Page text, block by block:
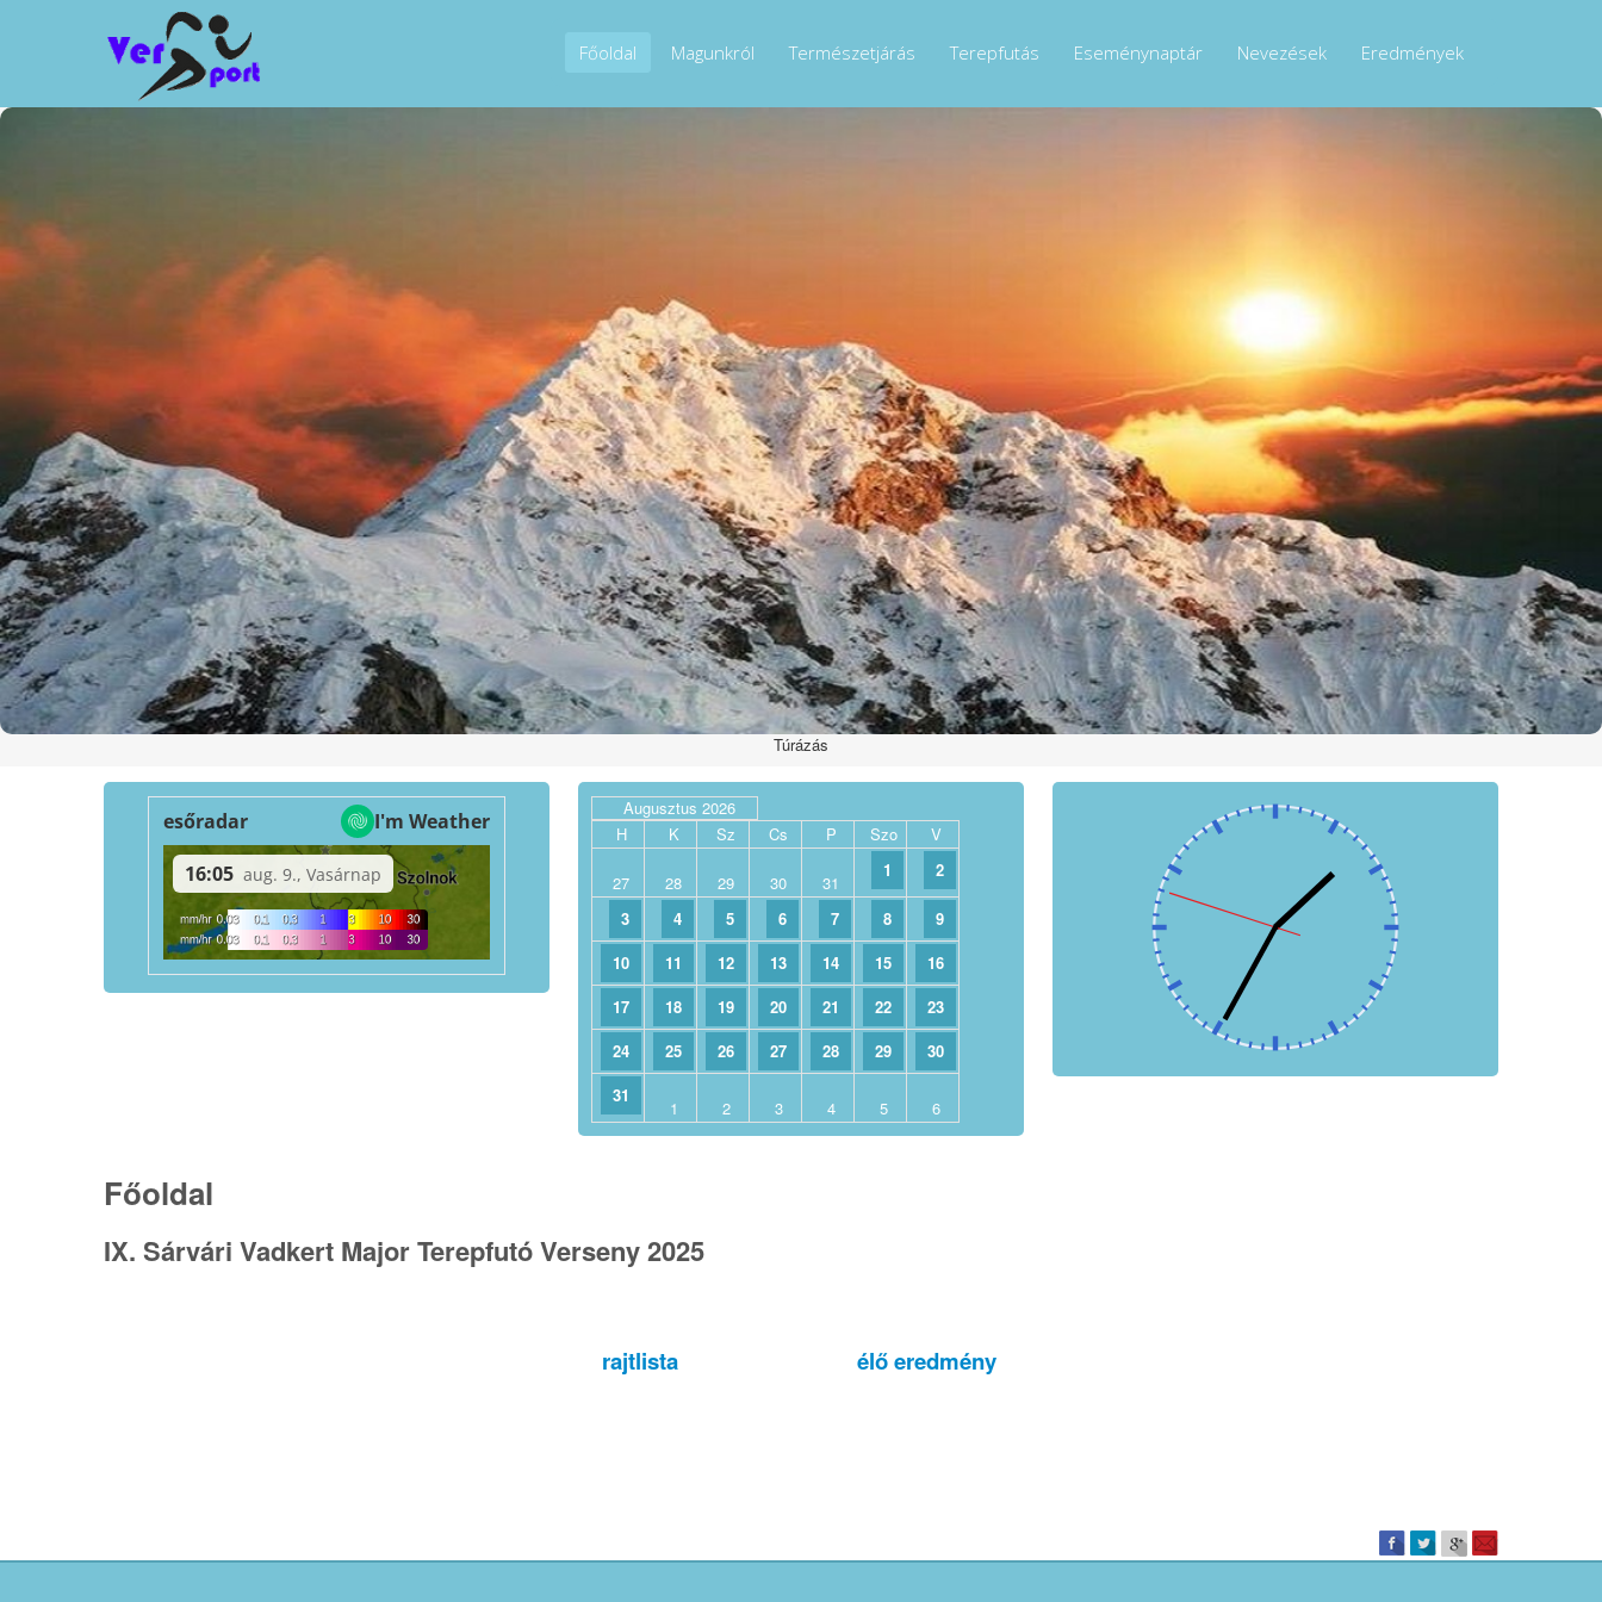
Főoldal Magunkról Természetjárás Terepfutás Eseménynaptár Nevezések Eredmények
Túrázás
Augusztus 2026
H
K Sz Cs P Szo V
27 28 29 30 31
1 2
3 4 5 6 7 8
9
10
11 12 13 14 15
16
17
18 19 20 21 22
23
24
25 26 27 28 29
30
31
1 2 3 4 5 6
Főoldal
IX. Sárvári Vadkert Major Terepfutó Verseny 2025
rajtlista élő eredmény